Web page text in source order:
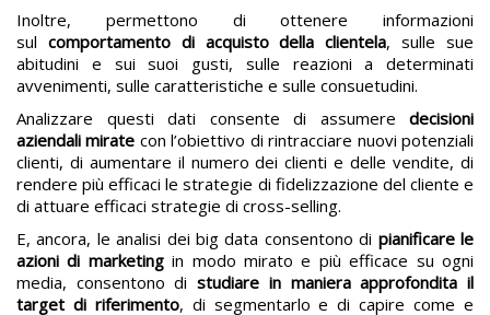
Inoltre, permettono di ottenere informazioni
sul comportamento di acquisto della clientela, sulle sue
abitudini e sui suoi gusti, sulle reazioni a determinati
avvenimenti, sulle caratteristiche e sulle consuetudini.
Analizzare questi dati consente di assumere decisioni
aziendali mirate con l’obiettivo di rintracciare nuovi potenziali
clienti, di aumentare il numero dei clienti e delle vendite, di
rendere più efficaci le strategie di fidelizzazione del cliente e
di attuare efficaci strategie di cross-selling.
E, ancora, le analisi dei big data consentono di pianificare le
azioni di marketingin modo mirato e più efficace su ogni
media, consentono distudiare in maniera approfondita il
target di riferimento, di segmentarlo e di capire come e